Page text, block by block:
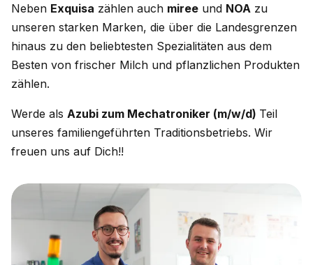
Neben Exquisa zählen auch miree und NOA zu
unseren starken Marken, die über die Landesgrenzen
hinaus zu den beliebtesten Spezialitäten aus dem
Besten von frischer Milch und pflanzlichen Produkten
zählen.
Werde als Azubi zum Mechatroniker (m/w/d) Teil
unseres familiengeführten Traditionsbetriebs. Wir
freuen uns auf Dich!!